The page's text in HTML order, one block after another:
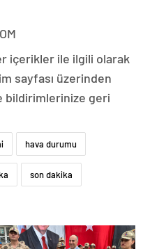
içerikler ile ilgili olarak
sayfası üzerinden
bildirimlerinize geri
hava durumu
son dakika